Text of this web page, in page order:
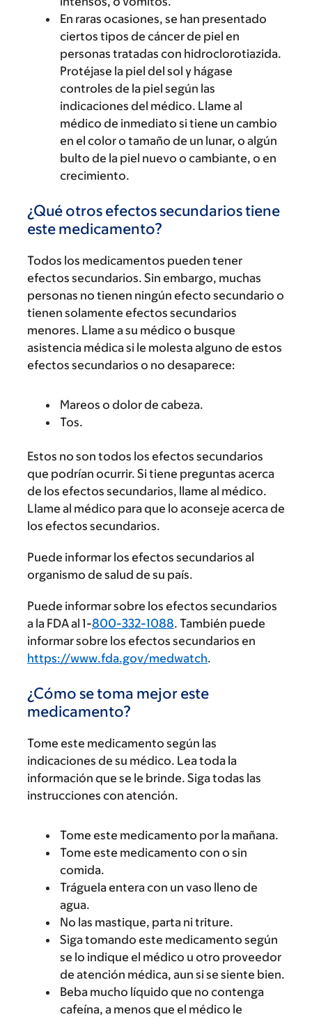
En raras ocasiones, se han presentado
ciertos tipos de cáncer de piel en
personas tratadas con hidroclorotiazida.
Protéjase la piel del sol y hágase
controles de la piel según las
indicaciones del médico. Llame al
médico de inmediato si tiene un cambio
en el color o tamaño de un lunar, o algún
bulto de la piel nuevo o cambiante, o en
crecimiento.
¿Qué otros efectos secundarios tiene
este medicamento?
Todos los medicamentos pueden tener
efectos secundarios. Sin embargo, muchas
personas no tienen ningún efecto secundario o
tienen solamente efectos secundarios
menores. Llame a su médico o busque
asistencia médica si le molesta alguno de estos
efectos secundarios o no desaparece:
Mareos o dolor de cabeza.
Tos.
Estos no son todos los efectos secundarios
que podrían ocurrir. Si tiene preguntas acerca
de los efectos secundarios, llame al médico.
Llame al médico para que lo aconseje acerca de
los efectos secundarios.
Puede informar los efectos secundarios al
organismo de salud de su país.
Puede informar sobre los efectos secundarios
a la FDA al 1-800-332-1088. También puede
informar sobre los efectos secundarios en
https://www.fda.gov/medwatch.
¿Cómo se toma mejor este
medicamento?
Tome este medicamento según las
indicaciones de su médico. Lea toda la
información que se le brinde. Siga todas las
instrucciones con atención.
Tome este medicamento por la mañana.
Tome este medicamento con o sin
comida.
Tráguela entera con un vaso lleno de
agua.
No las mastique, parta ni triture.
Siga tomando este medicamento según
se lo indique el médico u otro proveedor
de atención médica, aun si se siente bien.
Beba mucho líquido que no contenga
cafeína, a menos que el médico le